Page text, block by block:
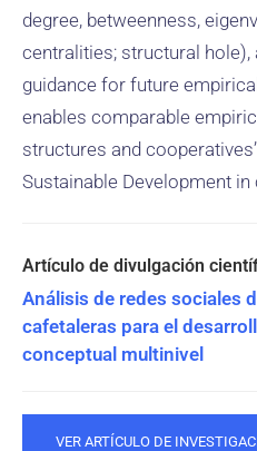
degree, betweenness,
centralities; structural
guidance for future
enables comparable
structures and
Sustainable Development
Análisis de redes sociales
cafetaleras para el
conceptual multinivel
VER ARTÍCULO DE